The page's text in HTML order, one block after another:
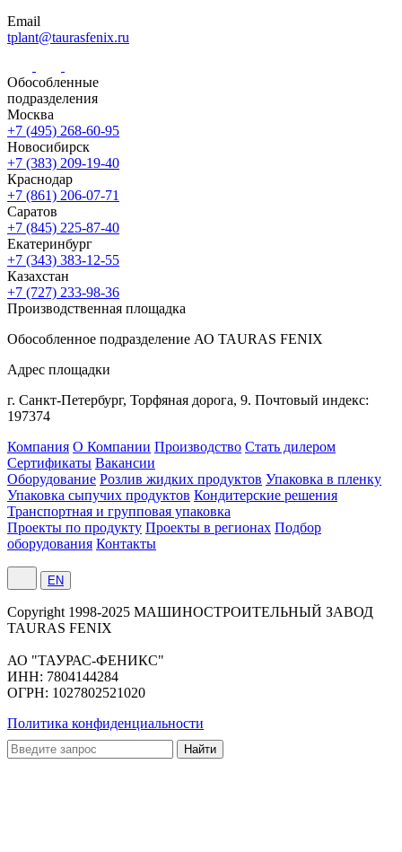
Email
tplant@taurasfenix.ru
Обособленные
подразделения
Москва
+7 (495) 268-60-95
Новосибирск
+7 (383) 209-19-40
Краснодар
+7 (861) 206-07-71
Саратов
+7 (845) 225-87-40
Екатеринбург
+7 (343) 383-12-55
Казахстан
+7 (727) 233-98-36
Производственная площадка
Обособленное подразделение АО TAURAS FENIX
Адрес площадки
г. Санкт-Петербург, Торфяная дорога, 9. Почтовый индекс:
197374
Компания О Компании Производство Стать дилером
Сертификаты Вакансии
Оборудование Розлив жидких продуктов Упаковка в пленку
Упаковка сыпучих продуктов Кондитерские решения
Транспортная и групповая упаковка
Проекты по продукту Проекты в регионах Подбор
оборудования Контакты
EN
Сopyright 1998-2025 МАШИНОСТРОИТЕЛЬНЫЙ ЗАВОД
TAURAS FENIX
АО "ТАУРАС-ФЕНИКС"
ИНН: 7804144284
ОГРН: 1027802521020
Политика конфиденциальности